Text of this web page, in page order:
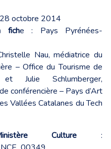
octobre 2014
fiche : Pays Pyrénées-
Nau, médiatrice du
– Office du Tourisme de
et Julie Schlumberger,
conférencière – Pays d’Art
Vallées Catalanes du Tech
Culture :